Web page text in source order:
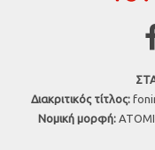
Διακριτικός τίτλος:
Νομική μορφή: